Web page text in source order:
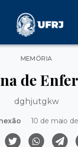
Categorias
MEMÓRIA
de
dghjutgkw
10 de maio